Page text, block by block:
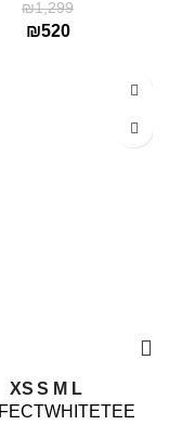
₪1,299
₪520
L
M
S
XS